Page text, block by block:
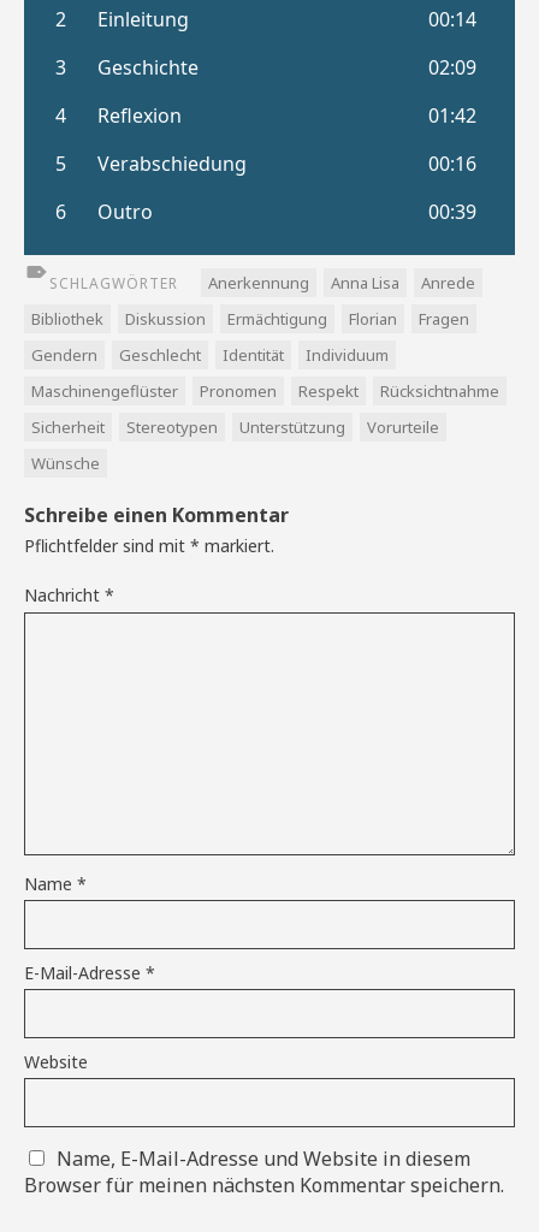
SCHLAGWÖRTER Anerkennung Anna Lisa
Anrede
Bibliothek
Diskussion Ermächtigung Florian
Fragen
Gendern
Geschlecht Identität
Individuum
Maschinengeflüster
Pronomen Respekt
Rücksichtnahme
Sicherheit
Stereotypen Unterstützung
Vorurteile
Wünsche
Schreibe einen Kommentar
Pflichtfelder sind mit * markiert.
Nachricht *
Name *
E-Mail-Adresse *
Website
Name, E-Mail-Adresse und Website in diesem
Browser für meinen nächsten Kommentar speichern.